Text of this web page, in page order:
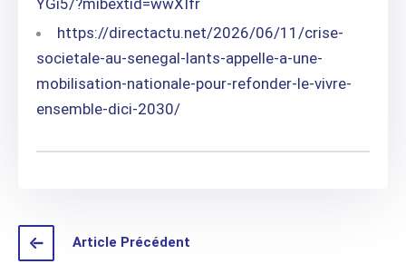
https://directactu.net/2026/06/11/crise-
societale-au-senegal-lants-appelle-a-une-
mobilisation-nationale-pour-refonder-le-vivre-
ensemble-dici-2030/
Article Précédent